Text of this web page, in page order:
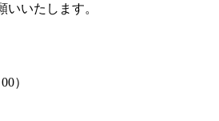
いいたします。
）